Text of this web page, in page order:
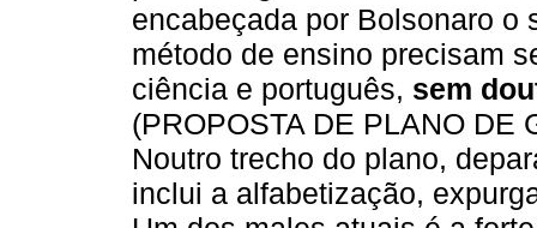
encabeçada por Bolsonaro o
método de ensino precisam
ciência e português, sem
(PROPOSTA DE PLANO DE
Noutro trecho do plano,
inclui a alfabetização,